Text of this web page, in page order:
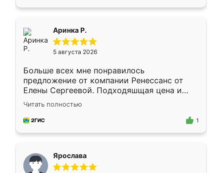
Аринка Р.
5 августа 2026
Больше всех мне понравилось
предложение от компании Ренессанс от
Елены Сергеевой. Подходяшщая цена и
короткие сроки изготовления. Приехавший
для замера сотрудник Владислав
предложил по моему эскизу самый
Читать полностью
1
Ярослава